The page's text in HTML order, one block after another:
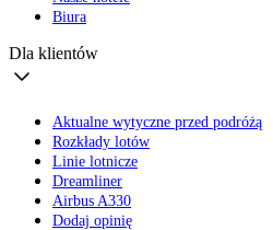
Biura
Dla klientów
Aktualne wytyczne przed podróżą
Rozkłady lotów
Linie lotnicze
Dreamliner
Airbus A330
Dodaj opinię